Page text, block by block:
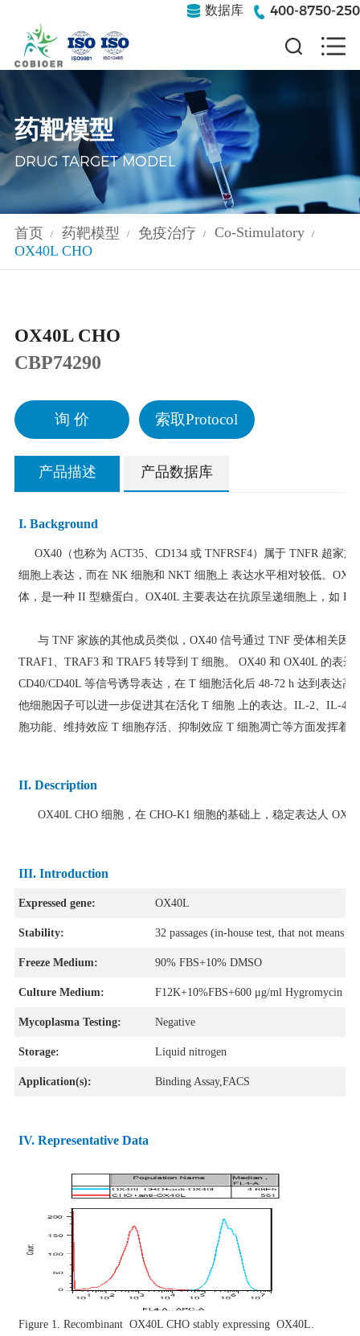
数据库 400-8750-250
药靶模型
DRUG TARGET MODEL
首页 / 药靶模型 / 免疫治疗 / Co-Stimulatory /
OX40L CHO
OX40L CHO
CBP74290
询 价 索取Protocol
产品描述 产品数据库
I. Background
OX40（也称为 ACT35、CD134 或 TNFRSF4）属于 TNFR 超家
细胞上表达，而在 NK 细胞和 NKT 细胞上 表达水平相对较低。
体，是一种 II 型糖蛋白。OX40L 主要表达在抗原呈递细胞上，如 B
与 TNF 家族的其他成员类似，OX40 信号通过 TNF 受体相关因
TRAF1、TRAF3 和 TRAF5 转导到 T 细胞。 OX40 和 OX40L 的表
CD40/CD40L 等信号诱导表达，在 T 细胞活化后 48-72 h 达到表达
他细胞因子可以进一步促进其在活化 T 细胞 上的表达。IL-2、IL-4
胞功能、维持效应 T 细胞存活、抑制效应 T 细胞凋亡等方面发挥着
II. Description
OX40L CHO 细胞，在 CHO-K1 细胞的基础上，稳定表达人
III. Introduction
Expressed gene: OX40L
Stability: 32 passages (in-house test, that not means
Freeze Medium: 90% FBS+10% DMSO
Culture Medium: F12K+10%FBS+600 μg/ml Hygromycin B
Mycoplasma Testing: Negative
Storage: Liquid nitrogen
Application(s): Binding Assay,FACS
IV. Representative Data
Figure 1. Recombinant OX40L CHO stably expressing OX40L.